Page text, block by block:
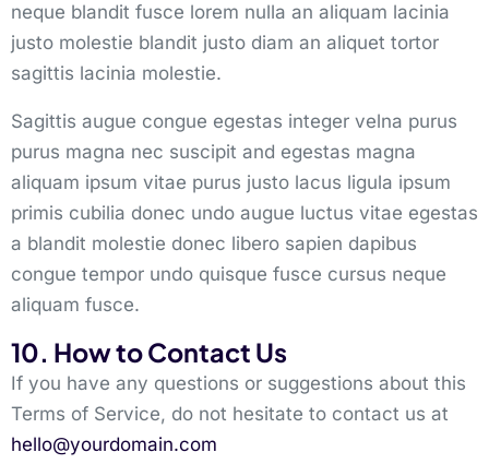
neque blandit fusce lorem nulla an aliquam lacinia
justo molestie blandit justo diam an aliquet tortor
sagittis lacinia molestie.
Sagittis augue congue egestas integer velna purus
purus magna nec suscipit and egestas magna
aliquam ipsum vitae purus justo lacus ligula ipsum
primis cubilia donec undo augue luctus vitae egestas
a blandit molestie donec libero sapien dapibus
congue tempor undo quisque fusce cursus neque
aliquam fusce.
10. How to Contact Us
If you have any questions or suggestions about this
Terms of Service, do not hesitate to contact us at
hello@yourdomain.com